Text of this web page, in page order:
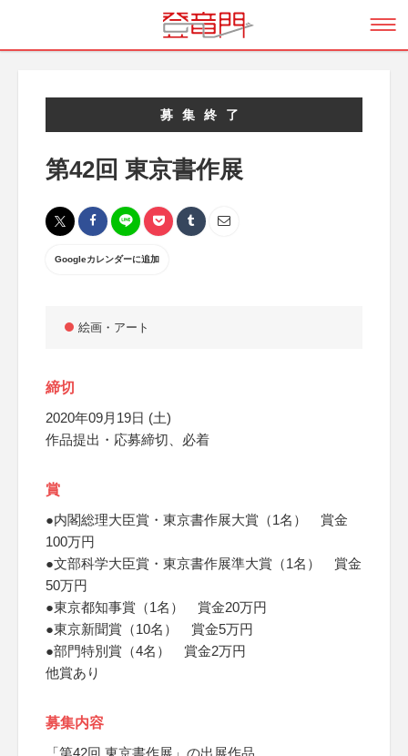
募集終了
第42回 東京書作展
Googleカレンダーに追加
絵画・アート
締切
2020年09月19日 (土)
作品提出・応募締切、必着
賞
●内閣総理大臣賞・東京書作展大賞（1名） 賞金
100万円
●文部科学大臣賞・東京書作展準大賞（1名） 賞金
50万円
●東京都知事賞（1名） 賞金20万円
●東京新聞賞（10名） 賞金5万円
●部門特別賞（4名） 賞金2万円
他賞あり
募集内容
「第42回 東京書作展」の出展作品